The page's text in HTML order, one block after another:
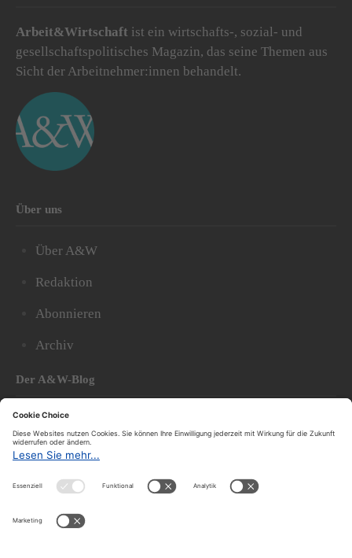
Arbeit&Wirtschaft ist ein wirtschafts-, sozial- und
gesellschaftspolitisches Magazin, das seine Themen aus
Sicht der Arbeitnehmer:innen behandelt.
Über uns
Über A&W
Redaktion
Abonnieren
Archiv
Der A&W-Blog
DerA&W-Blog
hat sich in den vergangenen Jahren zu einem der
bedeutendsten politischen Blogs in Österreich
entwickelt.